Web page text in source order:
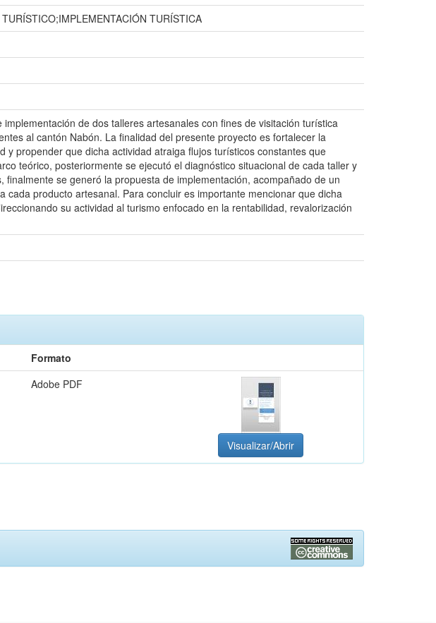
TURÍSTICA
de dos talleres artesanales con fines de visitación turística
al cantón Nabón. La finalidad del presente proyecto es fortalecer la
propender que dicha actividad atraiga flujos turísticos constantes que
teórico, posteriormente se ejecutó el diagnóstico situacional de cada taller y
se generó la propuesta de implementación, acompañado de un
producto artesanal. Para concluir es importante mencionar que dicha
su actividad al turismo enfocado en la rentabilidad, revalorización
Formato
Adobe PDF
Visualizar/Abrir